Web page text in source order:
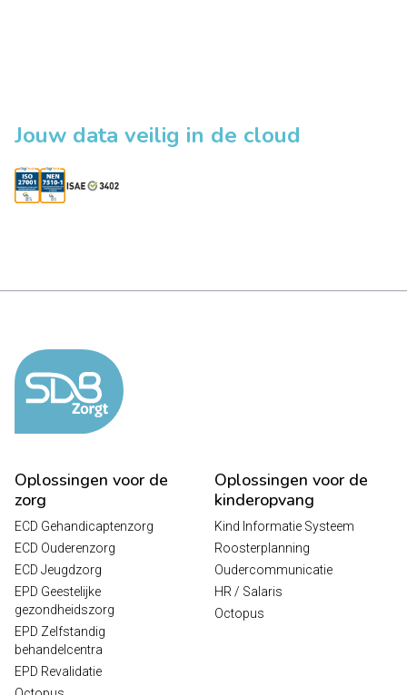
Jouw data veilig in de cloud
Oplossingen voor de
zorg
ECD Gehandicaptenzorg
ECD Ouderenzorg
ECD Jeugdzorg
EPD Geestelijke
gezondheidszorg
EPD Zelfstandig
behandelcentra
EPD Revalidatie
Oplossingen voor de
kinderopvang
Kind Informatie Systeem
Roosterplanning
Oudercommunicatie
HR / Salaris
Octopus